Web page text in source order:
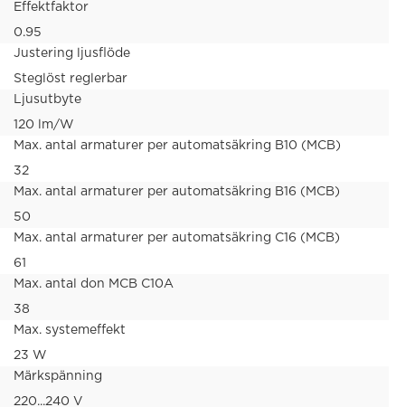
Effektfaktor
0.95
Justering ljusflöde
Steglöst reglerbar
Ljusutbyte
120 lm/W
Max. antal armaturer per automatsäkring B10 (MCB)
32
Max. antal armaturer per automatsäkring B16 (MCB)
50
Max. antal armaturer per automatsäkring C16 (MCB)
61
Max. antal don MCB C10A
38
Max. systemeffekt
23 W
Märkspänning
220...240 V